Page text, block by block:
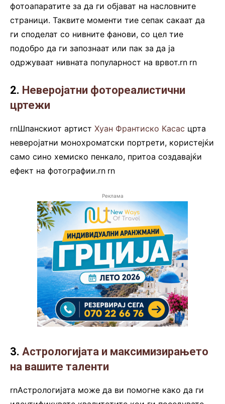
фотоапаратите за да ги објават на насловните
страници. Таквите моменти тие сепак сакаат да
ги споделат со нивните фанови, со цел тие
подобро да ги запознаат или пак за да ја
одржуваат нивната популарност на врвот.rn rn
2. Неверојатни фотореалистични
цртежи
rnШпанскиот артист Хуан Франтиско Касас црта
неверојатни монохроматски портрети, користејќи
само сино хемиско пенкало, притоа создавајќи
ефект на фотографии.rn rn
Реклама
3. Астрологијата и максимизирањето
на вашите таленти
rnАстрологијата може да ви помогне како да ги